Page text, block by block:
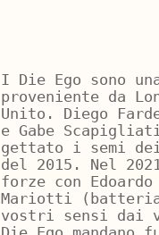
I Die Ego sono
proveniente da
Unito. Diego
e Gabe
gettato i semi
del 2015. Nel
forze con Edoardo
Mariotti
vostri sensi dai